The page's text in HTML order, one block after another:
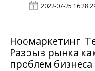
2022-07-25
Ноомаркетинг.
Разрыв рынка
проблем бизнеса